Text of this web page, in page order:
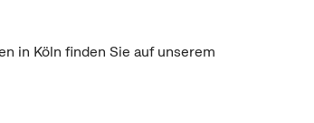
in Köln finden Sie auf unserem